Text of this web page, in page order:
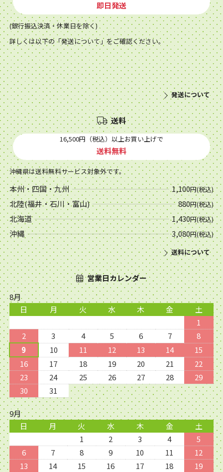
即日発送
(銀行振込決済・休業日を除く)
詳しくは以下の「発送について」をご確認ください。
発送について
送料
16,500円（税込）以上お買い上げで
送料無料
沖縄県は送料無料サービス対象外です。
本州・四国・九州 1,100円(税込)
北陸(福井・石川・富山) 880円(税込)
北海道 1,430円(税込)
沖縄 3,080円(税込)
送料について
営業日カレンダー
8月
日
月 火 水 木 金
土
1
2
3 4 5 6 7
8
9
10 11 12 13 14
15
16
17 18 19 20 21
22
23
24 25 26 27 28
29
30
31
9月
日
月 火 水 木 金
土
1
2 3 4
5
6
7 8 9 10 11
12
13
14 15 16 17 18
19